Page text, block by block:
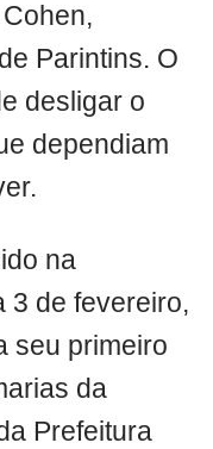
Parintins. O
desligar o
dependiam
na
3 de fevereiro,
seu primeiro
da
Prefeitura